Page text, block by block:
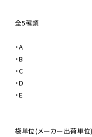
全5種類
・A
・B
・C
・D
・E
袋単位(メーカー出荷単